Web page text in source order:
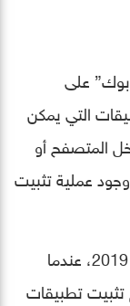
على
التي يمكن
المتصفح أو
عملية تثبيت
ظل الأمر هكذا لفترة طويلة، وتحديدا حتى 2019، عندما
تطبيقات